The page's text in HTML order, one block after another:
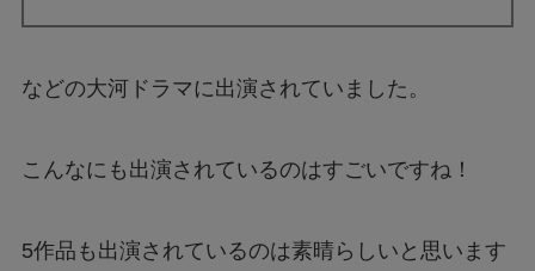
などの大河ドラマに出演されていました。
こんなにも出演されているのはすごいですね！
5作品も出演されているのは素晴らしいと思います